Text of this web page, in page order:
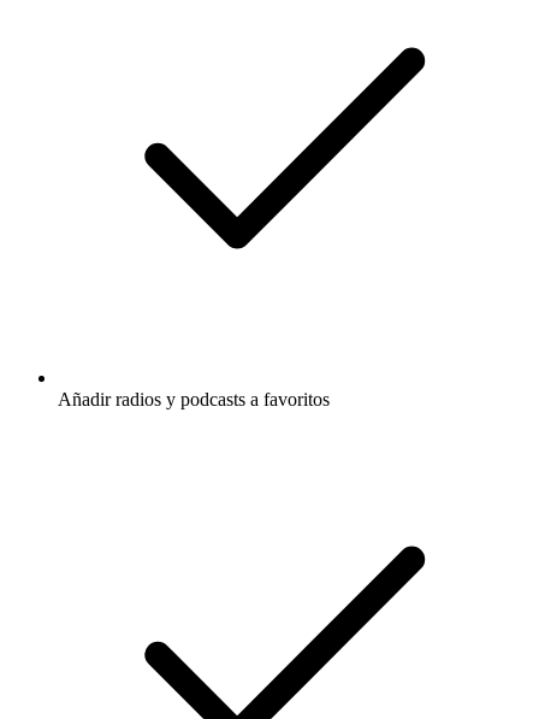
Añadir radios y podcasts a favoritos